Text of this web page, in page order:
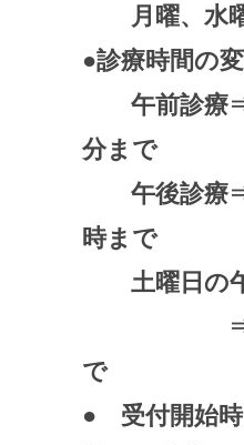
月曜、水曜
●診療時間の
午前診療
分まで
午後診療
時まで
土曜日の
⇒10時
で
● 受付開始時